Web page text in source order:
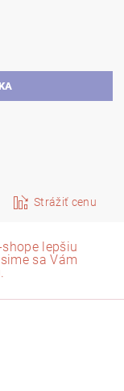
Strážiť cenu
lepšiu
sa Vám